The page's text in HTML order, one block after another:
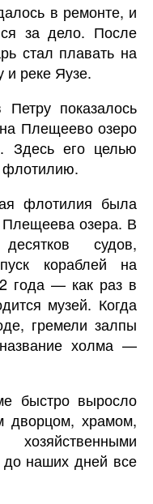
в ремонте, и
за дело. После
стал плавать на
и реке Яузе.
показалось
Плещеево озеро
Здесь его целью
флотилию.
флотилия была
озера. В
судов,
кораблей на
года — как раз в
музей. Когда
гремели залпы
холма —
быстро выросло
дворцом, храмом,
наших дней все